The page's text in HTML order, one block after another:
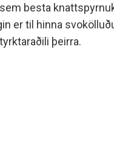
besta
er til hinna
þeirra.